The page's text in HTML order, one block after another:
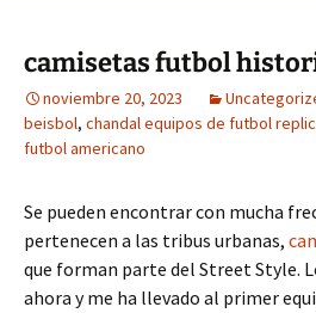
camisetas futbol
noviembre 20, 2023
beisbol, chandal equipos de futbol
futbol americano
Se pueden encontrar con mucha
pertenecen a las tribus urbanas,
que forman parte del Street Style.
ahora y me ha llevado al primer